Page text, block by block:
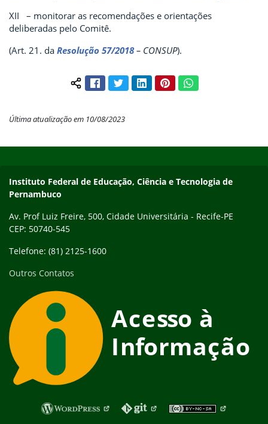
XII – monitorar as recomendações e orientações
deliberadas pelo Comitê.
(Art. 21. da Resolução 57/2018 – CONSUP).
Compartilhar conteúdo:
FacebookTwitterLinkedInPinterestWhatsApp
Última atualização em 10/08/2023
Instituto Federal de Educação, Ciência e Tecnologia de
Pernambuco
Av. Prof Luiz Freire, 500, Cidade Universitária - Recife-PE
CEP: 50740-545
Telefone: (81) 2125-1600
Outros Contatos